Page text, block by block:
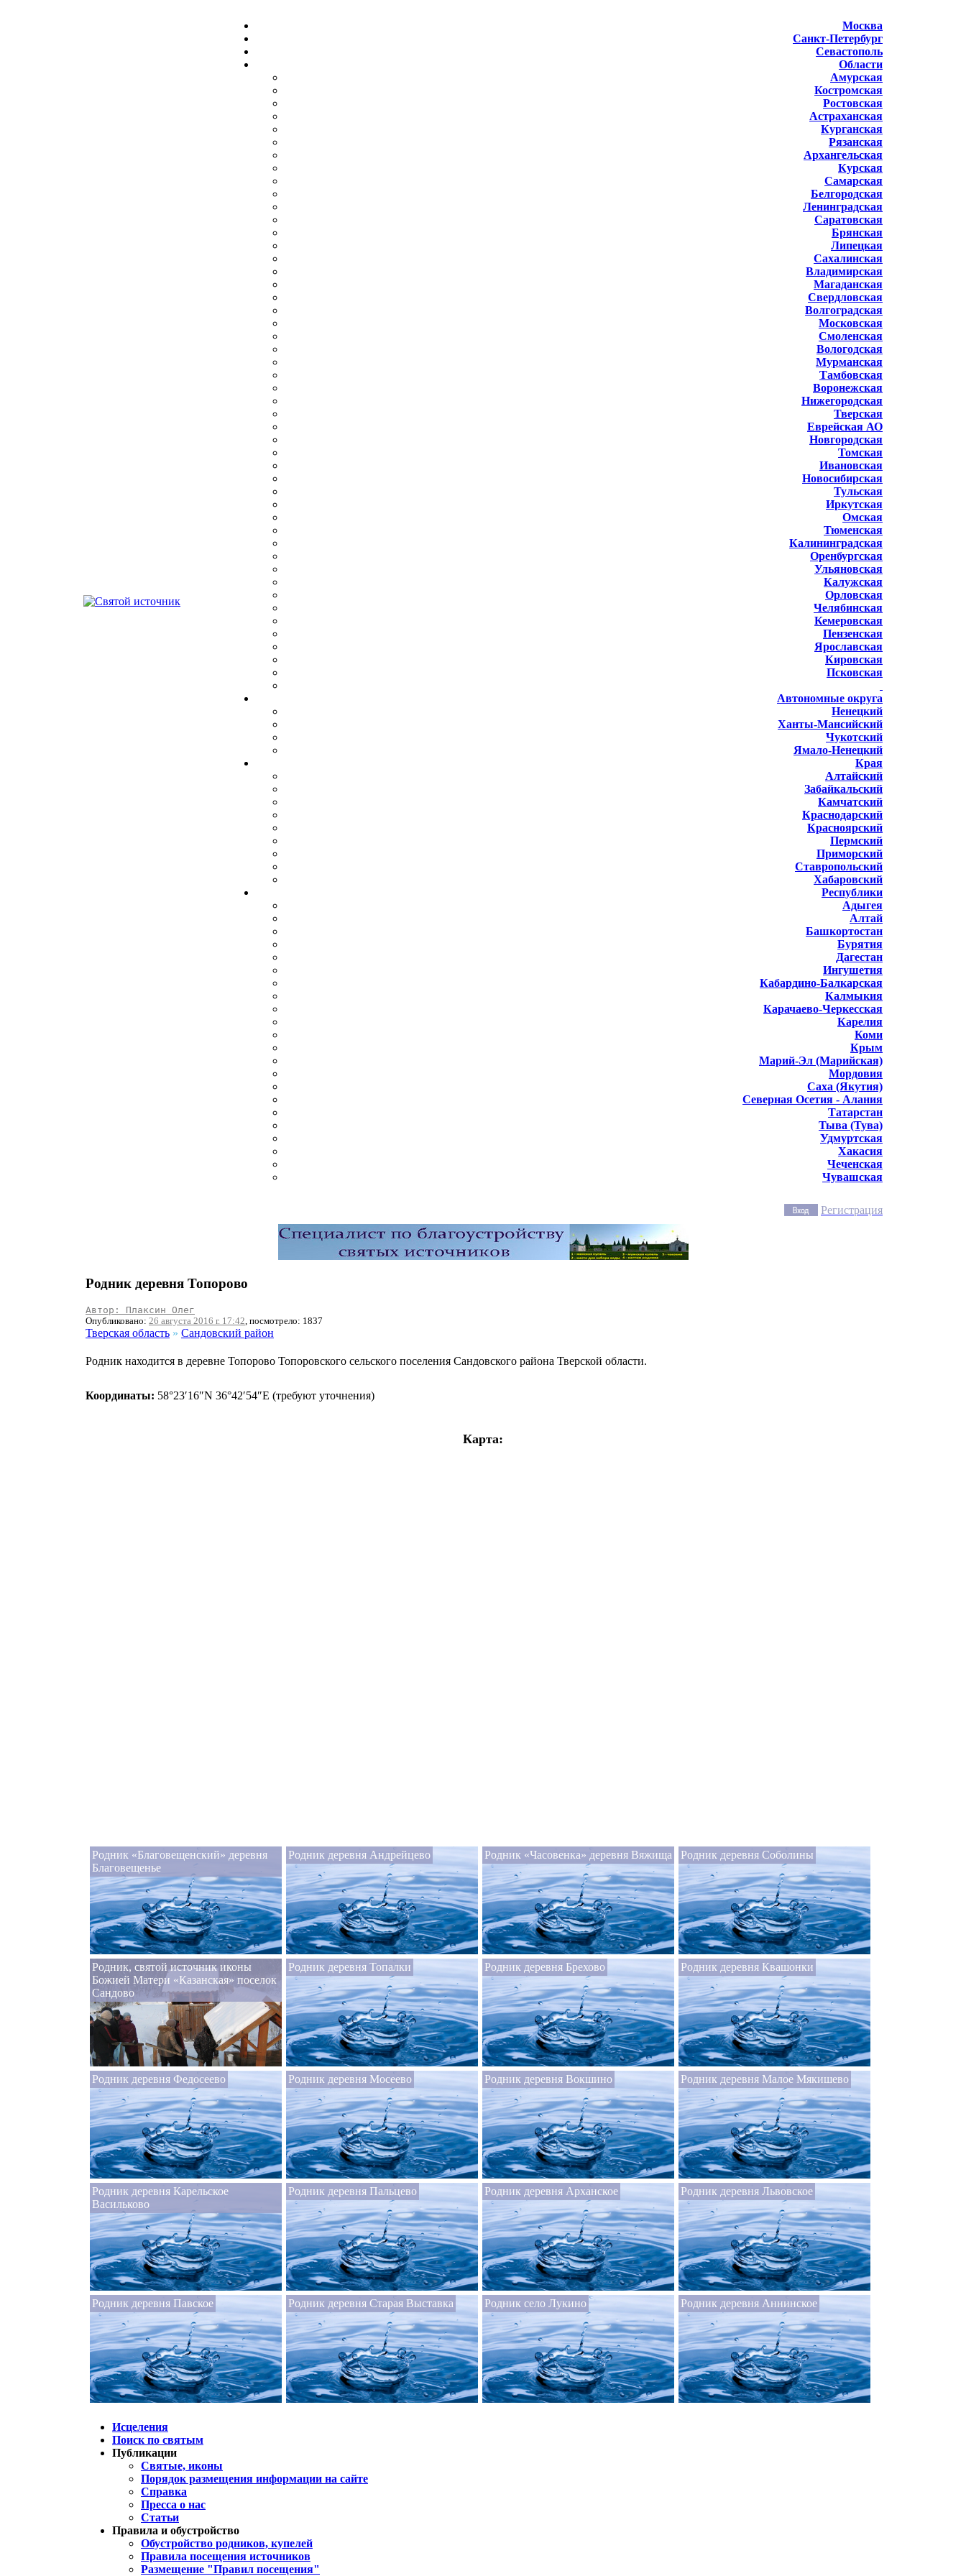
Москва
Санкт-Петербург
Севастополь
Области
Амурская
Костромская
Ростовская
Астраханская
Курганская
Рязанская
Архангельская
Курская
Самарская
Белгородская
Ленинградская
Саратовская
Брянская
Липецкая
Сахалинская
Владимирская
Магаданская
Свердловская
Волгоградская
Московская
Смоленская
Вологодская
Мурманская
Тамбовская
Воронежская
Нижегородская
Тверская
Еврейская АО
Новгородская
Томская
Ивановская
Новосибирская
Тульская
Иркутская
Омская
Тюменская
Калининградская
Оренбургская
Ульяновская
Калужская
Орловская
Челябинская
Кемеровская
Пензенская
Ярославская
Кировская
Псковская
Автономные округа
Ненецкий
Ханты-Мансийский
Чукотский
Ямало-Ненецкий
Края
Алтайский
Забайкальский
Камчатский
Краснодарский
Красноярский
Пермский
Приморский
Ставропольский
Хабаровский
Республики
Адыгея
Алтай
Башкортостан
Бурятия
Дагестан
Ингушетия
Кабардино-Балкарская
Калмыкия
Карачаево-Черкесская
Карелия
Коми
Крым
Марий-Эл (Марийская)
Мордовия
Саха (Якутия)
Северная Осетия - Алания
Татарстан
Тыва (Тува)
Удмуртская
Хакасия
Чеченская
Чувашская
Регистрация
Родник деревня Топорово
Автор: Плаксин Олег
Опубликовано: 26 августа 2016 г. 17:42, посмотрело: 1837
Тверская область » Сандовский район
Родник находится в деревне Топорово Топоровского сельского поселения Сандовского района Тверской области.
Координаты: 58°23′16″N 36°42′54″E (требуют уточнения)
Карта:
Родник «Благовещенский» деревня
Благовещенье
Родник деревня Андрейцево Родник «Часовенка» деревня Вяжища Родник деревня Соболины
Родник, святой источник иконы
Божией Матери «Казанская» поселок
Сандово
Родник деревня Топалки Родник деревня Брехово Родник деревня Квашонки
Родник деревня Федосеево Родник деревня Мосеево Родник деревня Вокшино Родник деревня Малое Мякишево
Родник деревня Карельское
Васильково
Родник деревня Пальцево Родник деревня Арханское Родник деревня Львовское
Родник деревня Павское Родник деревня Старая Выставка Родник село Лукино Родник деревня Аннинское
Исцеления
Поиск по святым
Публикации
Святые, иконы
Порядок размещения информации на сайте
Справка
Пресса о нас
Статьи
Правила и обустройство
Обустройство родников, купелей
Правила посещения источников
Размещение "Правил посещения"